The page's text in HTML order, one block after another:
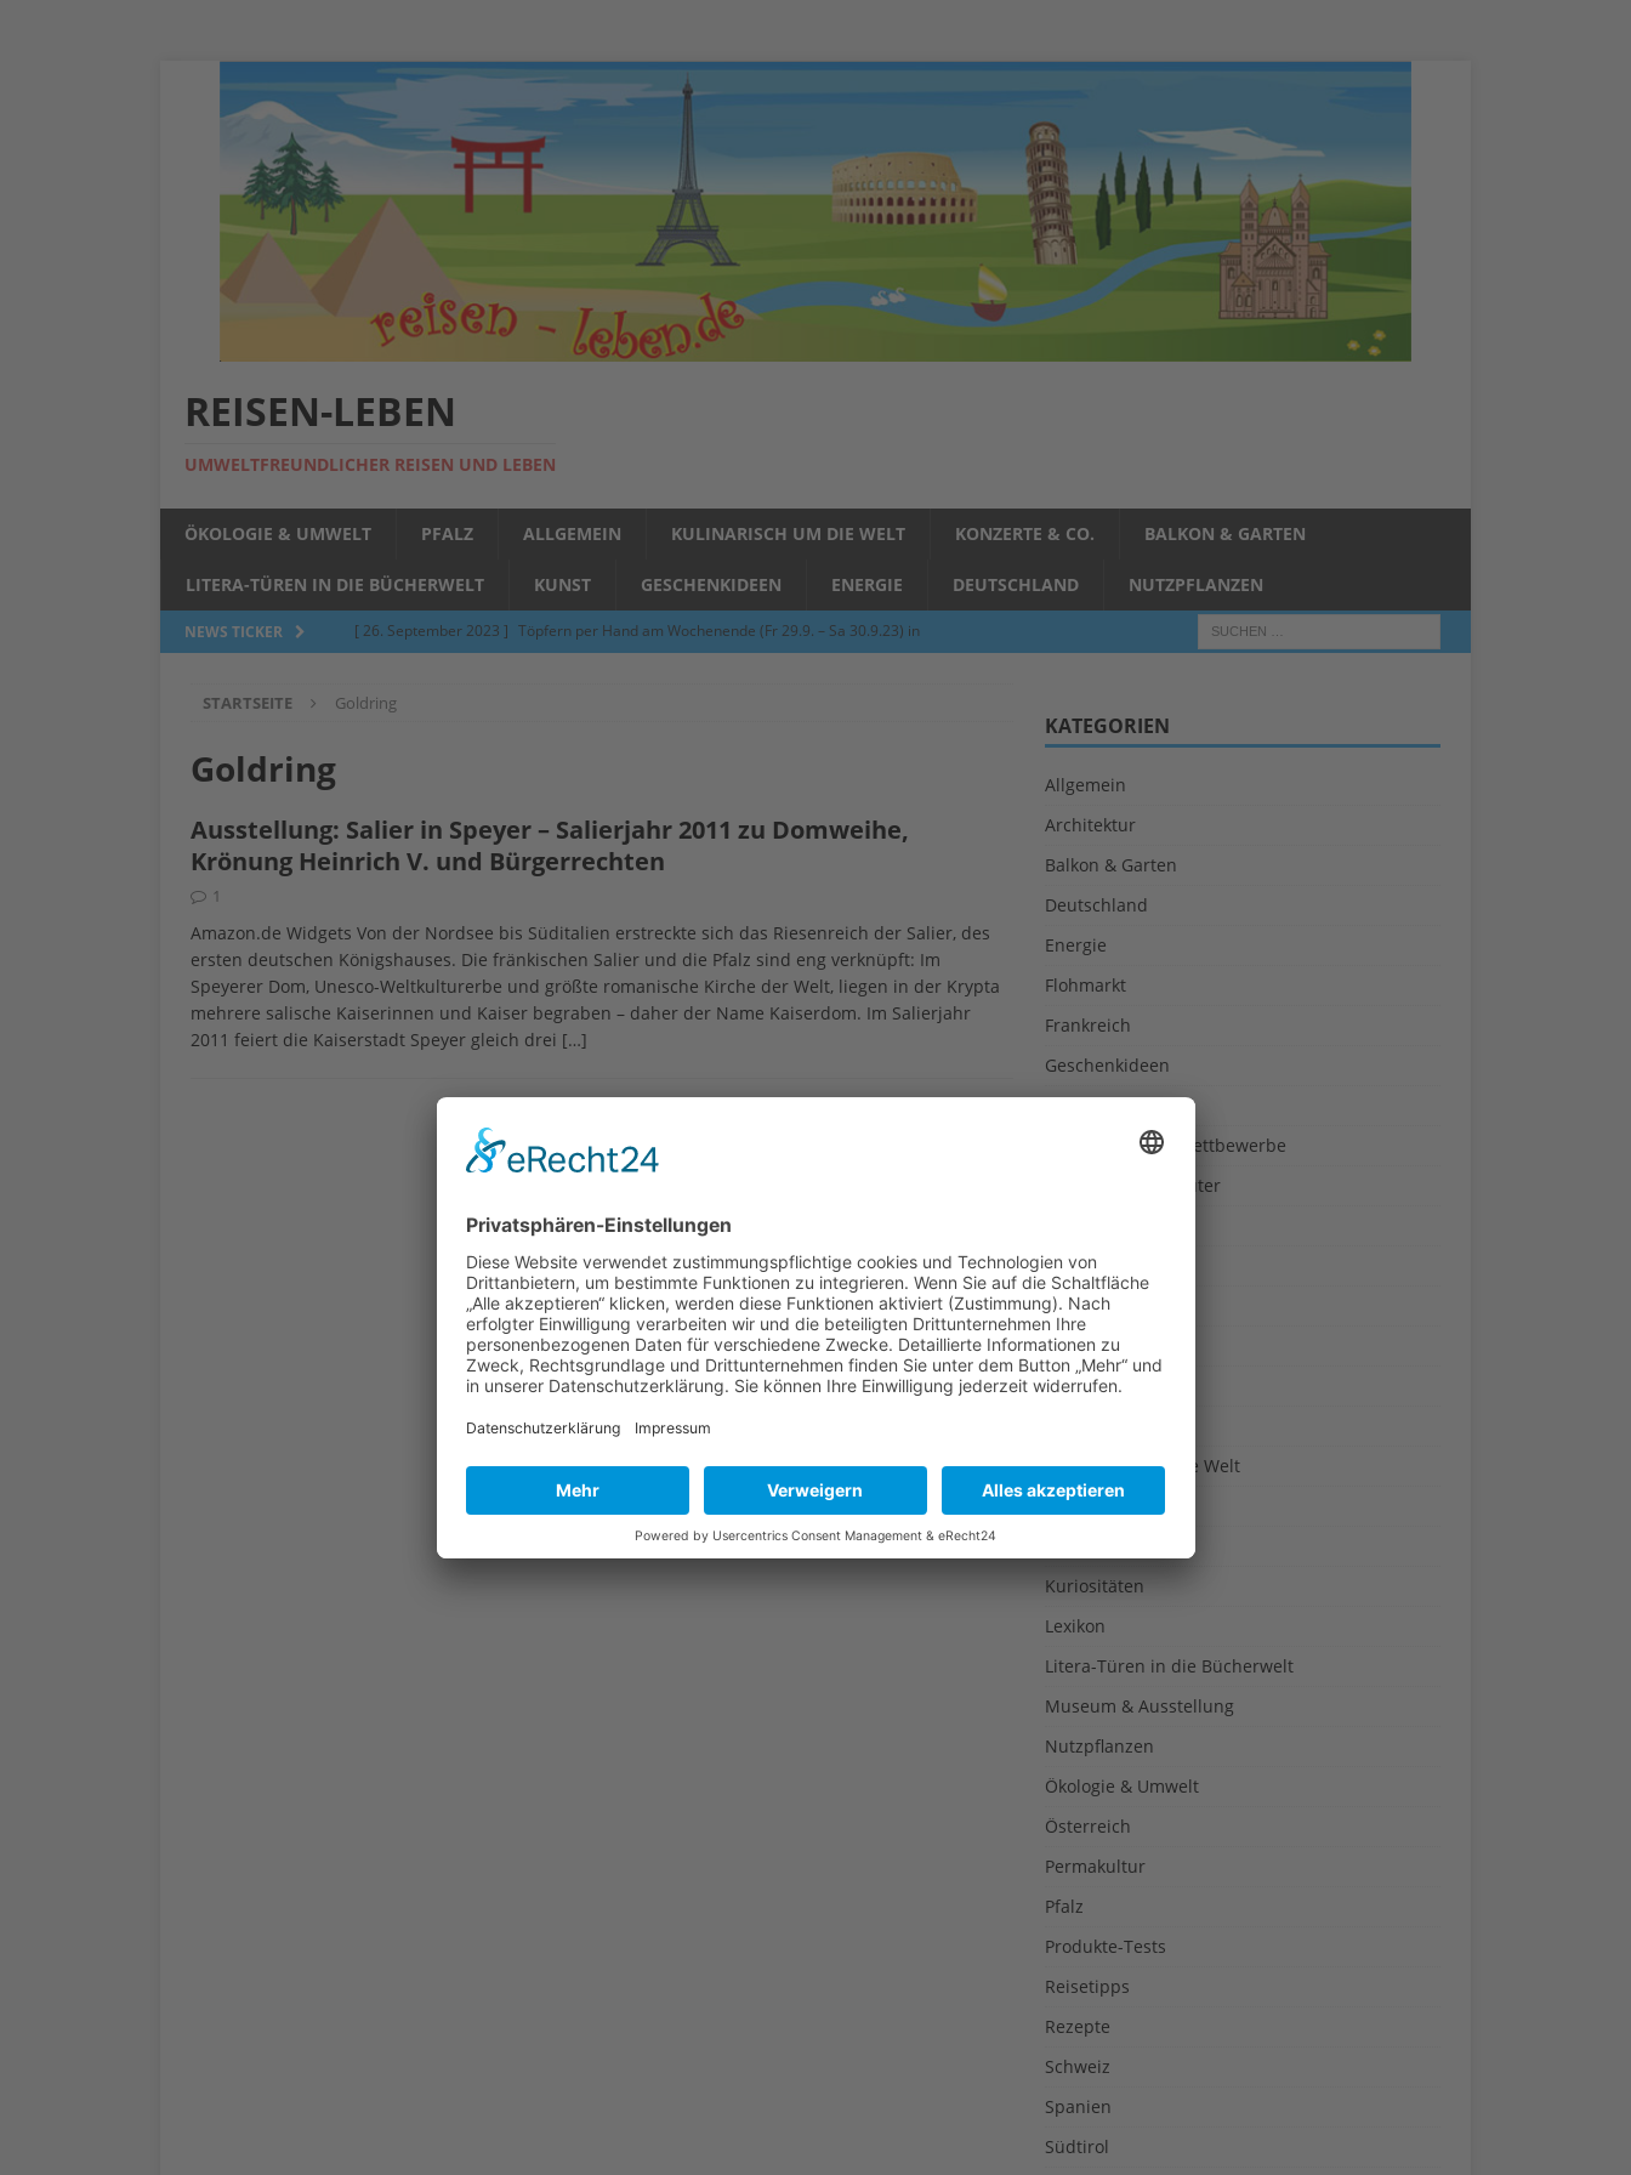
REISEN-LEBEN
UMWELTFREUNDLICHER REISEN UND LEBEN
ÖKOLOGIE & UMWELT PFALZ ALLGEMEIN KULINARISCH UM DIE WELT KONZERTE & CO. BALKON & GARTEN
LITERA-TÜREN IN DIE BÜCHERWELT KUNST GESCHENKIDEEN ENERGIE DEUTSCHLAND NUTZPFLANZEN
NEWS TICKER [ 26. September 2023 ] Töpfern per Hand am Wochenende (Fr 29.9. – Sa 30.9.23) in
[ 5. Juni 2023 ]
[ 24. März 2023 ] Töpfern per Hand am Abend in Limburgerhof
ALLGEMEIN
Spenden für Erdbebenhilfe in Syrien und der Türkei
Jucken auf acht Beinen…
GESUNDHEIT
STARTSEITE Goldring
Goldring
Ausstellung: Salier in Speyer – Salierjahr 2011 zu Domweihe,
Krönung Heinrich V. und Bürgerrechten
1
Amazon.de Widgets Von der Nordsee bis Süditalien erstreckte sich das Riesenreich der Salier, des
ersten deutschen Königshauses. Die fränkischen Salier und die Pfalz sind eng verknüpft: Im
Speyerer Dom, Unesco-Weltkulturerbe und größte romanische Kirche der Welt, liegen in der Krypta
mehrere salische Kaiserinnen und Kaiser begraben – daher der Name Kaiserdom. Im Salierjahr
2011 feiert die Kaiserstadt Speyer gleich drei […]
KATEGORIEN
Allgemein
Architektur
Balkon & Garten
Deutschland
Energie
Flohmarkt
Frankreich
Geschenkideen
Gewinnspiele & Wettbewerbe
Gewürze und Kräuter
Hochwasser
Ideen-Reich
Italien
Japan
Kulinarisch um die Welt
Kultur
Kuriositäten
Lexikon
Litera-Türen in die Bücherwelt
Museum & Ausstellung
Nutzpflanzen
Ökologie & Umwelt
Österreich
Permakultur
Pfalz
Produkte-Tests
Reisetipps
Rezepte
Schweiz
Spanien
Südtirol